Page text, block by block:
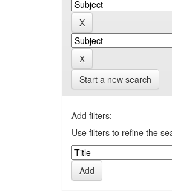
Start a new search
Add filters:
Use filters to refine the